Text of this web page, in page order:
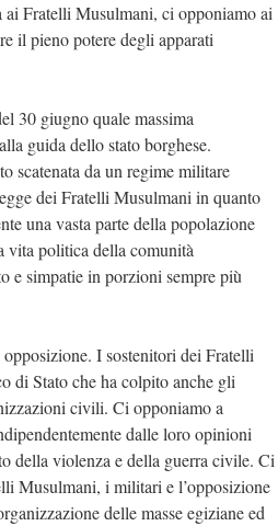
Fratelli Musulmani, ci opponiamo ai
il pieno potere degli apparati
30 giugno quale massima
guida dello stato borghese.
scatenata da un regime militare
dei Fratelli Musulmani in quanto
una vasta parte della popolazione
vita politica della comunità
e simpatie in porzioni sempre più
I sostenitori dei Fratelli
di Stato che ha colpito anche gli
civili. Ci opponiamo a
dalle loro opinioni
della violenza e della guerra civile. Ci
Musulmani, i militari e l’opposizione
delle masse egiziane ed